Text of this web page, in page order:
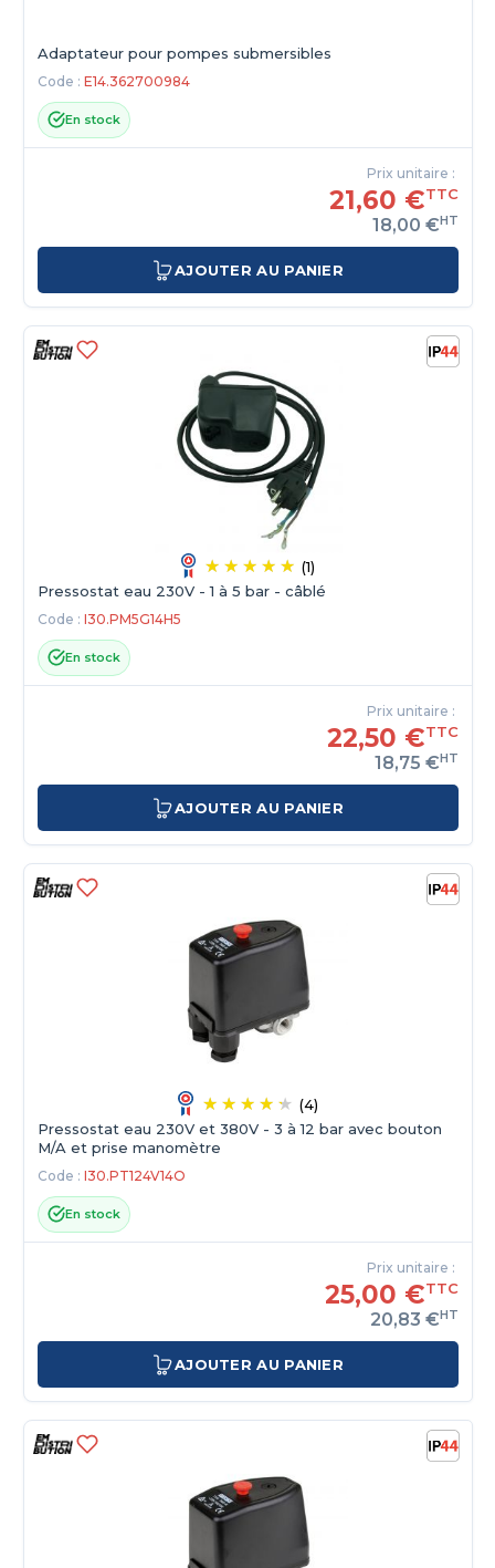
Adaptateur pour pompes submersibles
Code : E14.362700984
En stock
Prix unitaire :
21,60 €TTC
18,00 €HT
AJOUTER AU PANIER
(1)
Pressostat eau 230V - 1 à 5 bar - câblé
Code : I30.PM5G14H5
En stock
Prix unitaire :
22,50 €TTC
18,75 €HT
AJOUTER AU PANIER
(4)
Pressostat eau 230V et 380V - 3 à 12 bar avec bouton
M/A et prise manomètre
Code : I30.PT124V14O
En stock
Prix unitaire :
25,00 €TTC
20,83 €HT
AJOUTER AU PANIER